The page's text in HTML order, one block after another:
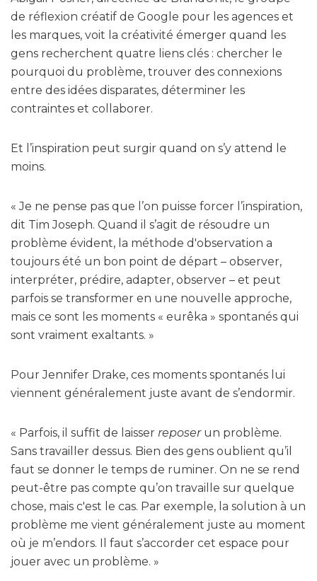
de réflexion créatif de Google pour les agences et
les marques, voit la créativité émerger quand les
gens recherchent quatre liens clés : chercher le
pourquoi du problème, trouver des connexions
entre des idées disparates, déterminer les
contraintes et collaborer.
Et l’inspiration peut surgir quand on s’y attend le
moins.
« Je ne pense pas que l’on puisse forcer l’inspiration,
dit Tim Joseph. Quand il s’agit de résoudre un
problème évident, la méthode d'observation a
toujours été un bon point de départ – observer,
interpréter, prédire, adapter, observer – et peut
parfois se transformer en une nouvelle approche,
mais ce sont les moments « eurêka » spontanés qui
sont vraiment exaltants. »
Pour Jennifer Drake, ces moments spontanés lui
viennent généralement juste avant de s’endormir.
« Parfois, il suffit de laisser reposerun problème.
Sans travailler dessus. Bien des gens oublient qu’il
faut se donner le temps de ruminer. On ne se rend
peut-être pas compte qu’on travaille sur quelque
chose, mais c'est le cas. Par exemple, la solution à un
problème me vient généralement juste au moment
où je m’endors. Il faut s’accorder cet espace pour
jouer avec un problème. »